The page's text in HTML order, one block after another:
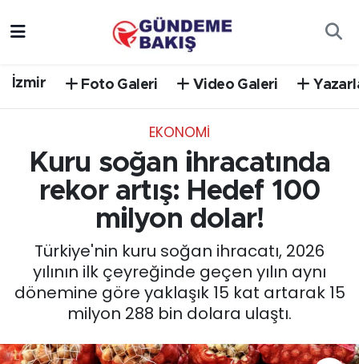
İzmir Foto Galeri Video Galeri
EKONOMİ
Kuru soğan ihracatında
rekor artış: Hedef 100
milyon dolar!
Türkiye'nin kuru soğan ihracatı, 2026
yılının ilk çeyreğinde geçen yılın aynı
dönemine göre yaklaşık 15 kat artarak 15
milyon 288 bin dolara ulaştı.
EGE
EKONOMİ
English News
GÜNCEL
Süper Lig Puan Durumu ve Fikstür
Tüm Manşetler
Son Dakika Haberleri
Haber Arşivi